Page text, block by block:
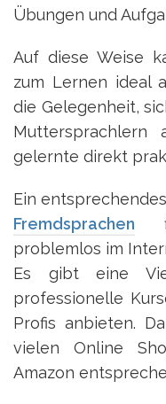
Übungen und
Auf diese Weise
zum Lernen ideal
die Gelegenheit,
Muttersprachlern
gelernte direkt
Ein
Fremdsprachen
problemlos im
Es gibt eine
professionelle
Profis anbieten.
vielen Online
Amazon